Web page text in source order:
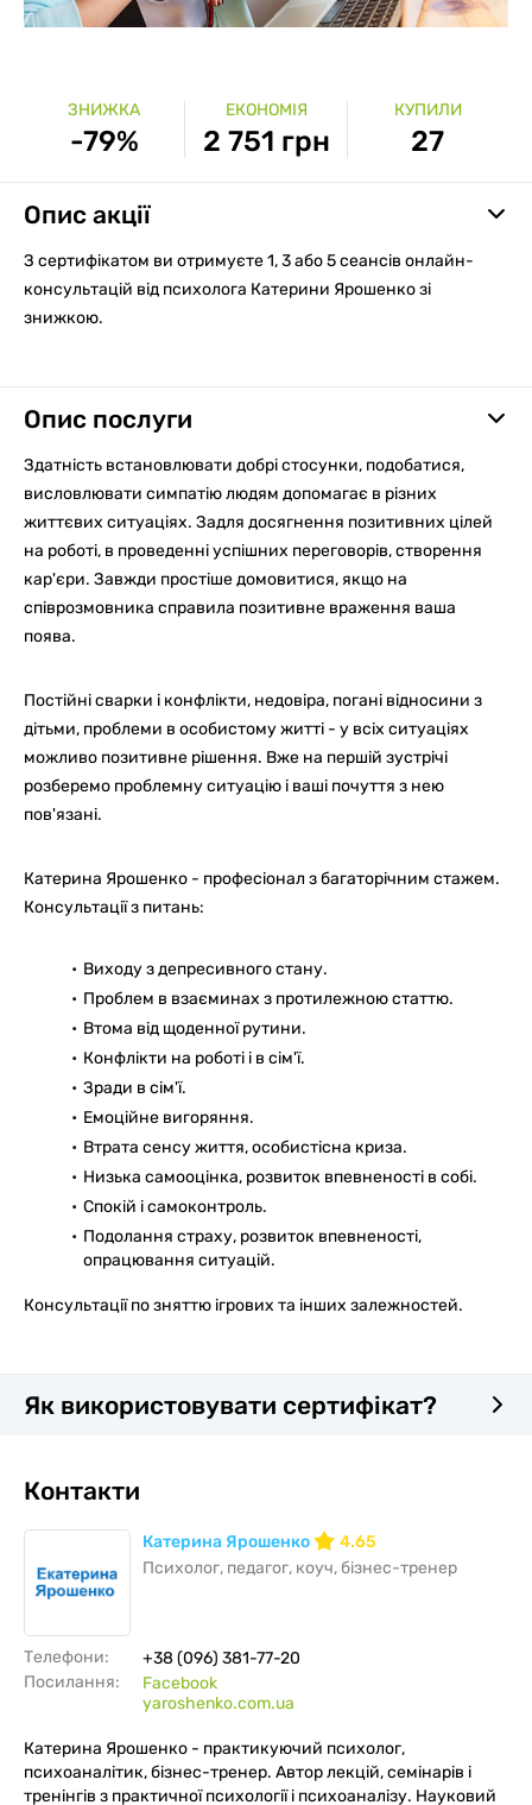
ЗНИЖКА
-79%
ЕКОНОМІЯ
2 751 грн
КУПИЛИ
27
Опис акції
З сертифікатом ви отримуєте 1, 3 або 5 сеансів онлайн-
консультацій від психолога Катерини Ярошенко зі
знижкою.
Опис послуги
Здатність встановлювати добрі стосунки, подобатися,
висловлювати симпатію людям допомагає в різних
життєвих ситуаціях. Задля досягнення позитивних цілей
на роботі, в проведенні успішних переговорів, створення
кар'єри. Завжди простіше домовитися, якщо на
співрозмовника справила позитивне враження ваша
поява.
Постійні сварки і конфлікти, недовіра, погані відносини з
дітьми, проблеми в особистому житті - у всіх ситуаціях
можливо позитивне рішення. Вже на першій зустрічі
розберемо проблемну ситуацію і ваші почуття з нею
пов'язані.
Катерина Ярошенко - професіонал з багаторічним стажем.
Консультації з питань:
Виходу з депресивного стану.
Проблем в взаєминах з протилежною статтю.
Втома від щоденної рутини.
Конфлікти на роботі і в сім'ї.
Зради в сім'ї.
Емоційне вигоряння.
Втрата сенсу життя, особистісна криза.
Низька самооцінка, розвиток впевненості в собі.
Спокій і самоконтроль.
Подолання страху, розвиток впевненості,
опрацювання ситуацій.
Консультації по зняттю ігрових та інших залежностей.
Як використовувати сертифікат?
Контакти
Катерина Ярошенко
4.65
Психолог, педагог, коуч, бізнес-тренер
Телефони:
+38 (096) 381-77-20
Посилання:
Facebook
yaroshenko.com.ua
Катерина Ярошенко - практикуючий психолог,
психоаналітик, бізнес-тренер. Автор лекцій, семінарів і
тренінгів з практичної психології і психоаналізу. Науковий